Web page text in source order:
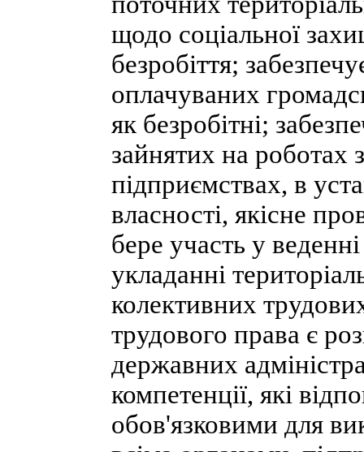
щодо соціальної
безробіття;
оплачуваних
як безробітні;
зайнятих на роботах
підприємствах, в
власності, якісне
бере участь у
укладанні
колективних
трудового права є
державних
компетенції, які
обов'язковими для